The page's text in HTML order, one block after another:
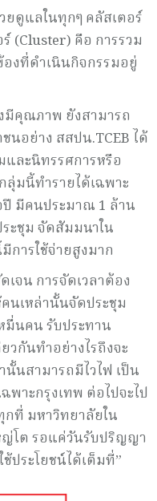
ยดูแลในทุกๆ คลัสเตอร์
(Cluster) คือ การรวม
งที่ดำเนินกิจกรรมอยู่
คุณภาพ ยังสามารถ
นอย่าง สสปน.TCEB ได้
และนิทรรศการหรือ
มนี้ทำรายได้เฉพาะ
มีคนประมาณ 1 ล้าน
ะชุม จัดสัมมนาใน
การใช้จ่ายสูงมาก
จน การจัดเวลาต้อง
นเหล่านั้นจัดประชุม
มื่นคน รับประทาน
กันทำอย่างไรถึงจะ
นั้นสามารถมีไวไฟ เป็น
พาะกรุงเทพ ต่อไปจะไป
กที่ มหาวิทยาลัยใน
ญ่โต รอแค่วันรับปริญญา
ประโยชน์ได้เต็มที่”